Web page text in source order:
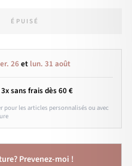
ÉPUISÉ
26et lun. 31 août
sans fraisdès 60 €
pour les articles personnalisés ou avec
Prevenez-moi !